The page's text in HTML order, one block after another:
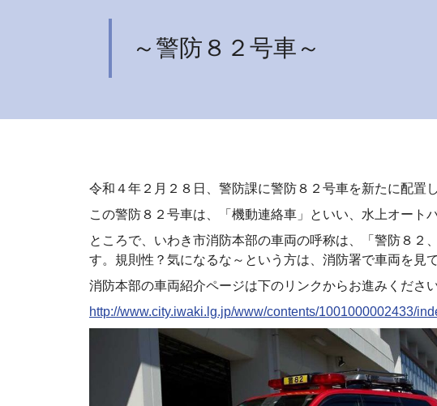
～警防８２号車～
令和４年２月２８日、警防課に警防８２号車を新たに配置し
この警防８２号車は、「機動連絡車」といい、水上オー
ところで、いわき市消防本部の車両の呼称は、「警防８
す。規則性？気になるな～という方は、消防署で車両を見
消防本部の車両紹介ページは下のリンクからお進みください
http://www.city.iwaki.lg.jp/www/contents/1001000002433/